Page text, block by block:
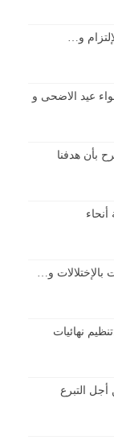
و…
عيد الاضحى و
بأن هدفنا
بالإختلالات و…
نهائيات
التبرع